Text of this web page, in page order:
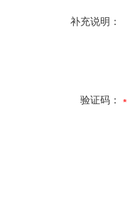
补充说明：
验证码：